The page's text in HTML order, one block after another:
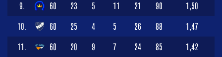
9. 60 23 5 11 21 90 1,50
10. 60 25 4 5 26 88 1,47
11. 60 20 9 7 24 85 1,42